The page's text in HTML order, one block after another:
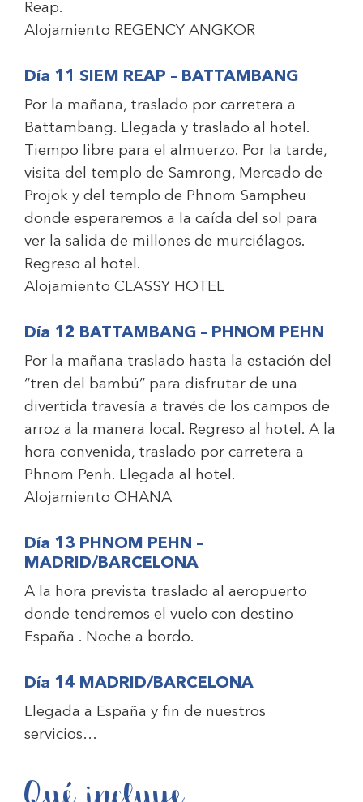
Reap.
Alojamiento REGENCY ANGKOR
Día 11 SIEM REAP – BATTAMBANG
Por la mañana, traslado por carretera a
Battambang. Llegada y traslado al hotel.
Tiempo libre para el almuerzo. Por la tarde,
visita del templo de Samrong, Mercado de
Projok y del templo de Phnom Sampheu
donde esperaremos a la caída del sol para
ver la salida de millones de murciélagos.
Regreso al hotel.
Alojamiento CLASSY HOTEL
Día 12 BATTAMBANG – PHNOM PEHN
Por la mañana traslado hasta la estación del
“tren del bambú” para disfrutar de una
divertida travesía a través de los campos de
arroz a la manera local. Regreso al hotel. A la
hora convenida, traslado por carretera a
Phnom Penh. Llegada al hotel.
Alojamiento OHANA
Día 13 PHNOM PEHN –
MADRID/BARCELONA
A la hora prevista traslado al aeropuerto
donde tendremos el vuelo con destino
España . Noche a bordo.
Día 14 MADRID/BARCELONA
Llegada a España y fin de nuestros
servicios…
Qué incluye